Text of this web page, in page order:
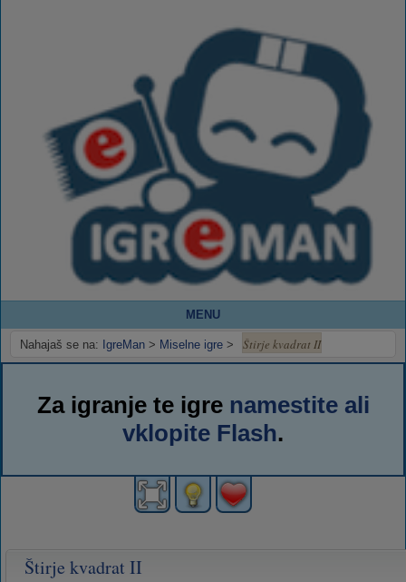
MENU
Nahajaš se na: IgreMan > Miselne igre > Štirje kvadrat II
Za igranje te igre namestite ali
vklopite Flash.
Štirje kvadrat II